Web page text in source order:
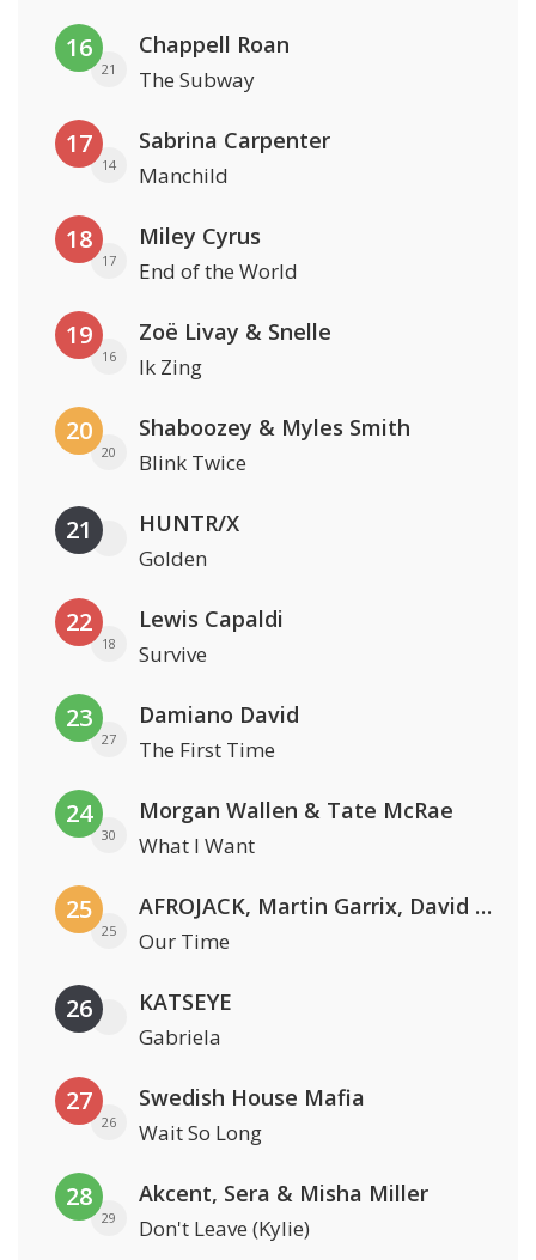
16
21
Chappell Roan
The Subway
17
14
Sabrina Carpenter
Manchild
18
17
Miley Cyrus
End of the World
19
16
Zoë Livay & Snelle
Ik Zing
20
20
Shaboozey & Myles Smith
Blink Twice
21 HUNTR/X
Golden
22
18
Lewis Capaldi
Survive
23
27
Damiano David
The First Time
24
30
Morgan Wallen & Tate McRae
What I Want
25
25
AFROJACK, Martin Garrix, David Guetta & Amél
Our Time
26 KATSEYE
Gabriela
27
26
Swedish House Mafia
Wait So Long
28
29
Akcent, Sera & Misha Miller
Don't Leave (Kylie)